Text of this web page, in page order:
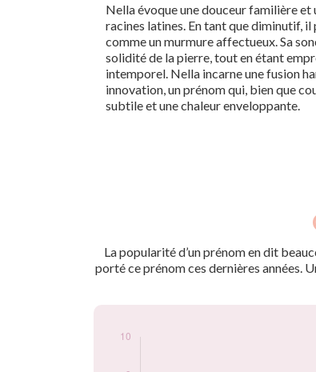
Nella évoque une douceur familière
racines latines. En tant que diminutif,
comme un murmure affectueux. Sa
solidité de la pierre, tout en étant
intemporel. Nella incarne une fusion
innovation, un prénom qui, bien que
subtile et une chaleur enveloppante.
La popularité d’un prénom en dit
porté ce prénom ces dernières années.
2009
5
2010
5
2015
8